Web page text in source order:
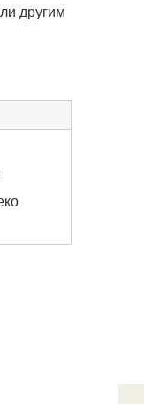
другим